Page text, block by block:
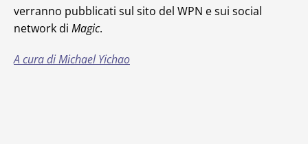
verranno pubblicati sul sito del WPN e sui social
network di Magic.
A cura di Michael Yichao